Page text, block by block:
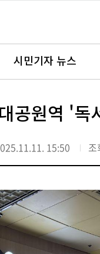
시민기자 뉴스
공원역 '독
15:50 조